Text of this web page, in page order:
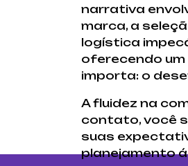
narrativa
marca, a
logística
oferecendo
importa: o
A fluidez na
contato, você
suas
planejamento